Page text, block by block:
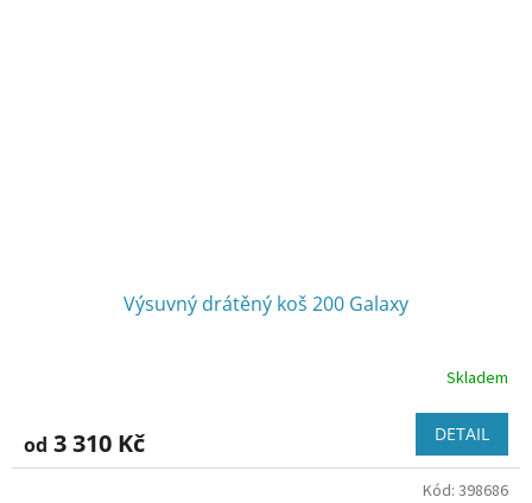
Výsuvný drátěný koš 200 Galaxy
Skladem
od 3 310 Kč DETAIL
Kód: 398686